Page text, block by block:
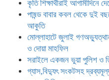
কৃতি শিক্ষার্থীরাই
পাষন্ড বাবার কবল থেকে দুই
আকুতি
মোল্লাহাটে জুলাই
ও দোয়া মাহফিল
সরাইলে একজন ভুয়া পুলিশ ও
গ্যাস,বিদ্যুৎ সংকটসহ